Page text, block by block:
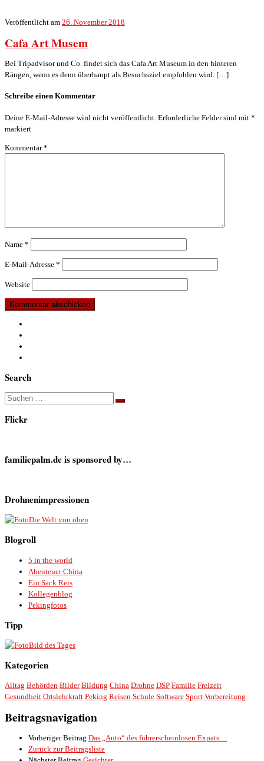
Veröffentlicht am 26. November 2018
Cafa Art Musem
Bei Tripadvisor und Co. findet sich das Cafa Art Museum in den hinteren
Rängen, wenn es denn überhaupt als Besuchsziel empfohlen wird. […]
Schreibe einen Kommentar
Deine E-Mail-Adresse wird nicht veröffentlicht. Erforderliche Felder sind mit *
markiert
Kommentar*
Name *
E-Mail-Adresse *
Website
Search
Suche
Suchen …
Flickr
familiepalm.de is sponsored by…
Drohnenimpressionen
Die Welt von oben
Blogroll
5 in the world
Abenteuer China
Ein Sack Reis
Kollegenblog
Pekingfotos
Tipp
Bild des Tages
Kategorien
Alltag Behörden Bilder Bildung China Drohne DSP Familie Freizeit
Gesundheit Ortslehrkraft Peking Reisen Schule Software Sport Vorbereitung
Beitragsnavigation
Vorheriger Beitrag Das „Auto“ des führerscheinlosen Expats…
Zurück zur Beitragsliste